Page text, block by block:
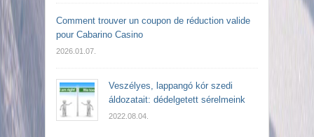
Comment trouver un coupon de réduction valide
pour Cabarino Casino
2026.01.07.
Veszélyes, lappangó kór szedi
áldozatait: dédelgetett sérelmeink
2022.08.04.